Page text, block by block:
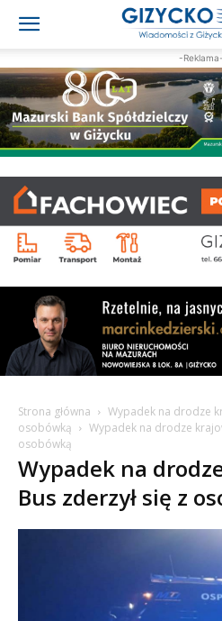
-Reklama-
Strona główna
Wypadek na drodze
osobówką
Wypadek na drodze
osobówką
Wypadek na
Bus zderzył się z